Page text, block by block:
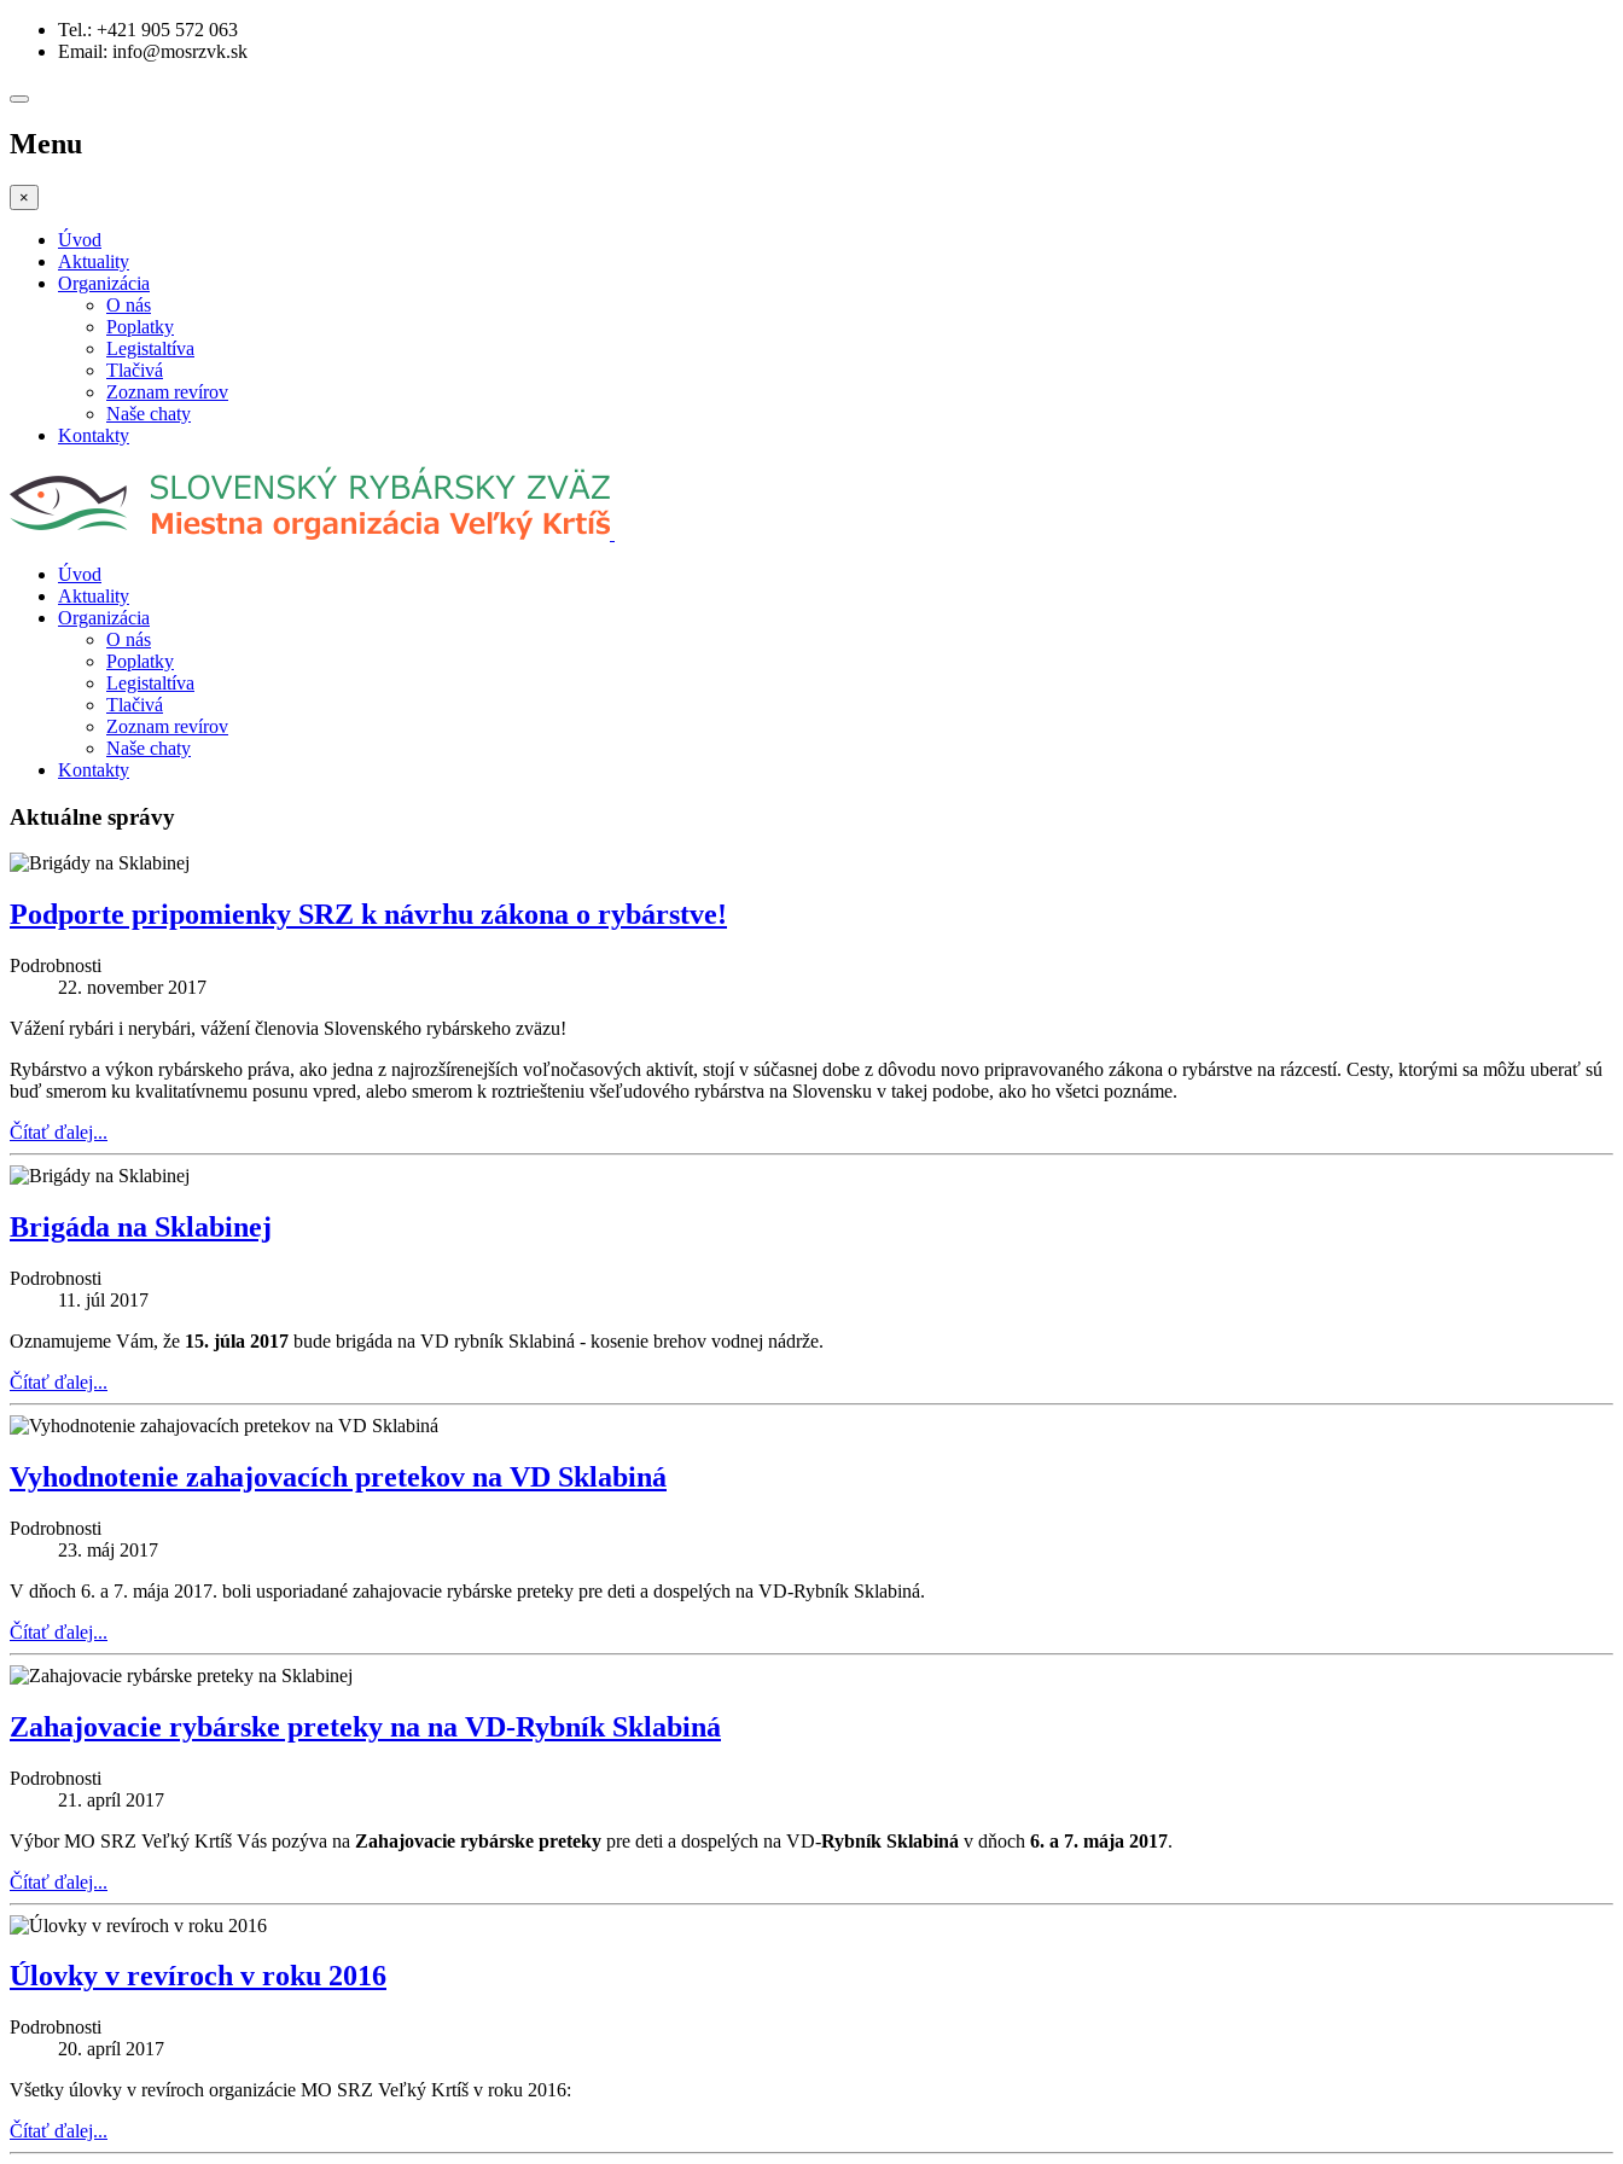
Tel.: +421 905 572 063
Email: info@mosrzvk.sk
Menu
×
Úvod
Aktuality
Organizácia
O nás
Poplatky
Legistaltíva
Tlačivá
Zoznam revírov
Naše chaty
Kontakty
Úvod
Aktuality
Organizácia
O nás
Poplatky
Legistaltíva
Tlačivá
Zoznam revírov
Naše chaty
Kontakty
Aktuálne správy
Podporte pripomienky SRZ k návrhu zákona o rybárstve!
Podrobnosti
22. november 2017
Vážení rybári i nerybári, vážení členovia Slovenského rybárskeho zväzu!
Rybárstvo a výkon rybárskeho práva, ako jedna z najrozšírenejších voľnočasových aktivít, stojí v súčasnej dobe z dôvodu novo pripravovaného zákona o rybárstve na rázcestí. Cesty, ktorými sa môžu uberať sú
buď smerom ku kvalitatívnemu posunu vpred, alebo smerom k roztriešteniu všeľudového rybárstva na Slovensku v takej podobe, ako ho všetci poznáme.
Čítať ďalej...
Brigáda na Sklabinej
Podrobnosti
11. júl 2017
Oznamujeme Vám, že 15. júla 2017 bude brigáda na VD rybník Sklabiná - kosenie brehov vodnej nádrže.
Čítať ďalej...
Vyhodnotenie zahajovacích pretekov na VD Sklabiná
Podrobnosti
23. máj 2017
V dňoch 6. a 7. mája 2017. boli usporiadané zahajovacie rybárske preteky pre deti a dospelých na VD-Rybník Sklabiná.
Čítať ďalej...
Zahajovacie rybárske preteky na na VD-Rybník Sklabiná
Podrobnosti
21. apríl 2017
Výbor MO SRZ Veľký Krtíš Vás pozýva na Zahajovacie rybárske preteky pre deti a dospelých na VD-Rybník Sklabiná v dňoch 6. a 7. mája 2017.
Čítať ďalej...
Úlovky v revíroch v roku 2016
Podrobnosti
20. apríl 2017
Všetky úlovky v revíroch organizácie MO SRZ Veľký Krtíš v roku 2016:
Čítať ďalej...